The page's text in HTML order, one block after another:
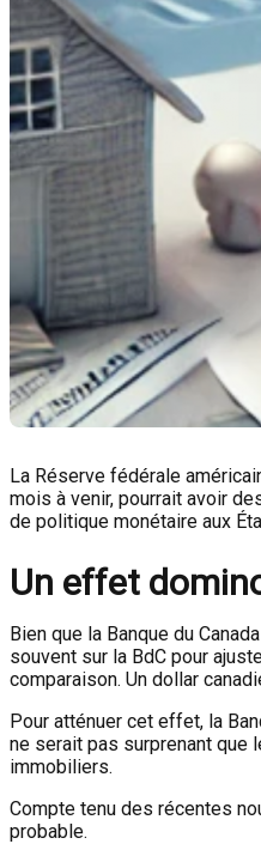
La Réserve fédérale
mois à venir, pourrait avoir
de politique monétaire aux
Un effet
Bien que la Banque du
souvent sur la BdC pour
comparaison. Un dollar
Pour atténuer cet effet, la
ne serait pas surprenant que
immobiliers.
Compte tenu des récentes
probable.